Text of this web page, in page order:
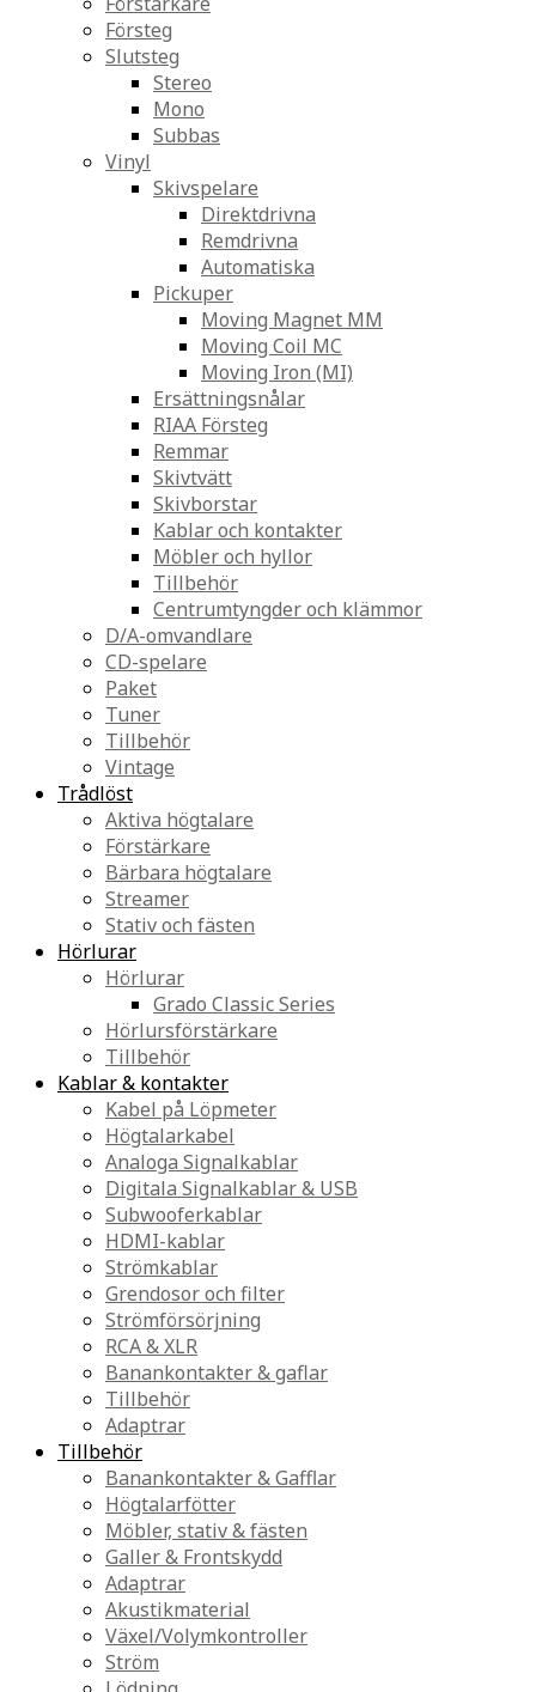
Försteg
Slutsteg
Stereo
Mono
Subbas
Vinyl
Skivspelare
Direktdrivna
Remdrivna
Automatiska
Pickuper
Moving Magnet MM
Moving Coil MC
Moving Iron (MI)
Ersättningsnålar
RIAA Försteg
Remmar
Skivtvätt
Skivborstar
Kablar och kontakter
Möbler och hyllor
Tillbehör
Centrumtyngder och klämmor
D/A-omvandlare
CD-spelare
Paket
Tuner
Tillbehör
Vintage
Trådlöst
Aktiva högtalare
Förstärkare
Bärbara högtalare
Streamer
Stativ och fästen
Hörlurar
Hörlurar
Grado Classic Series
Hörlursförstärkare
Tillbehör
Kablar & kontakter
Kabel på Löpmeter
Högtalarkabel
Analoga Signalkablar
Digitala Signalkablar & USB
Subwooferkablar
HDMI-kablar
Strömkablar
Grendosor och filter
Strömförsörjning
RCA & XLR
Banankontakter & gaflar
Tillbehör
Adaptrar
Tillbehör
Banankontakter & Gafflar
Högtalarfötter
Möbler, stativ & fästen
Galler & Frontskydd
Adaptrar
Akustikmaterial
Växel/Volymkontroller
Ström